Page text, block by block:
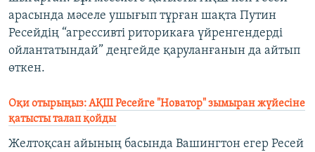
арасында мәселе ушығып тұрған шақта Путин
Ресейдің “агрессивті риторикаға үйренгендерді
ойлантатындай” деңгейде қаруланғанын да айтып
өткен.
Оқи отырыңыз:АҚШ Ресейге "Новатор" зымыран жүйесіне
қатысты талап қойды
Желтоқсан айының басында Вашингтон егер Ресей